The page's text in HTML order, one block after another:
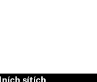
sítích